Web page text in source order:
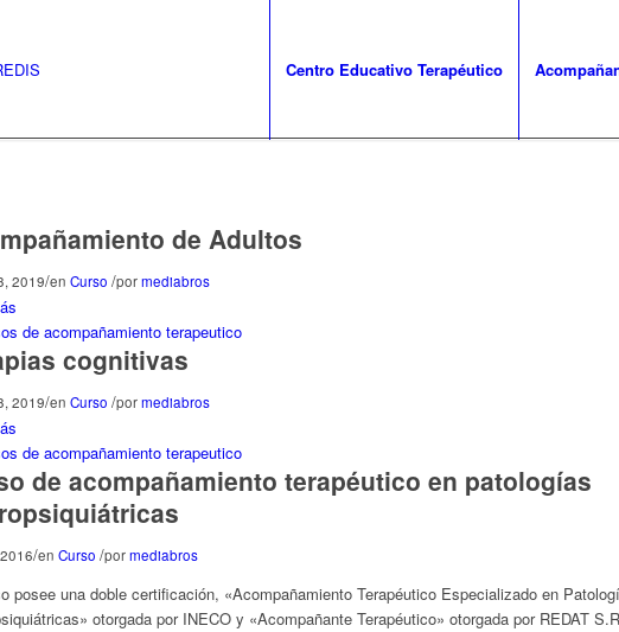
Centro Educativo Terapéutico
de Adultos
2019/en Curso /pormediabros
cognitivas
2019/en Curso /pormediabros
de acompañamiento terapéutico en patologías
/en Curso /pormediabros
posee una doble certificación, «Acompañamiento Terapéutico Especializado en
otorgada por INECO y «Acompañante Terapéutico» otorgada por REDAT